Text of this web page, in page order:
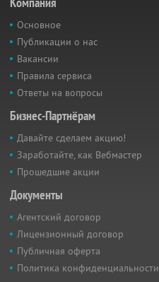
Основное
Публикации о нас
Вакансии
Правила сервиса
Ответы на вопросы
Бизнес-Партнёрам
Давайте сделаем акцию!
Заработайте, как Вебмастер
Прошедшие акции
Документы
Агентский договор
Лицензионный договор
Публичная оферта
Политика конфиденциальности